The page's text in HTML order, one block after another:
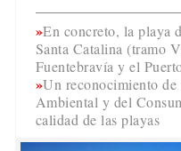
En concreto, la playa
Santa Catalina (tramo
Fuentebravía y el
Un reconocimiento
Ambiental y del
calidad de las playas